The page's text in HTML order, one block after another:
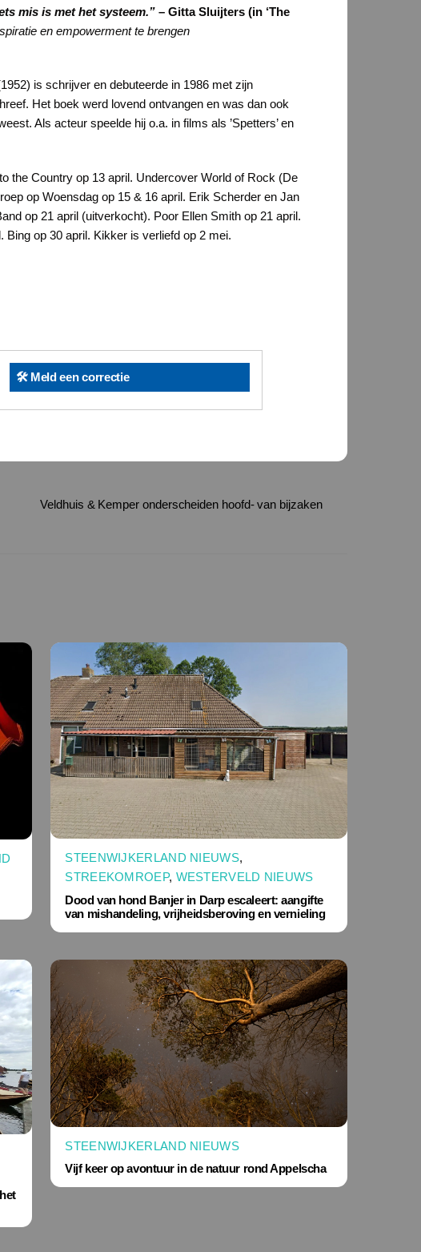
mis is met het systeem.” – Gitta Sluijters (in ‘The
en empowerment te brengen
is schrijver en debuteerde in 1986 met zijn
Het boek werd lovend ontvangen en was dan ook
Als acteur speelde hij o.a. in films als ’Spetters’ en
the Country op 13 april. Undercover World of Rock (De
op Woensdag op 15 & 16 april. Erik Scherder en Jan
op 21 april (uitverkocht). Poor Ellen Smith op 21 april.
op 30 april. Kikker is verliefd op 2 mei.
🛠️ Meld een correctie
Veldhuis & Kemper onderscheiden hoofd- van bijzaken
STEENWIJKERLAND NIEUWS,
STREEKOMROEP, WESTERVELD NIEUWS
Dood van hond Banjer in Darp escaleert: aangifte
van mishandeling, vrijheidsberoving en vernieling
STEENWIJKERLAND NIEUWS
Vijf keer op avontuur in de natuur rond Appelscha